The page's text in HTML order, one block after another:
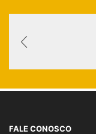
FALE CONOSCO